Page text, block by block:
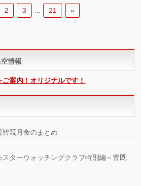
2 3 21 »
情報
案内！オリジナルです！
皆既月食のまとめ
スターウォッチングクラブ特別編～皆既